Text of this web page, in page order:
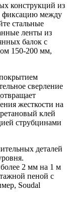
конструкций из
фиксацию между
стальные
ленты из
балок с
150-200 мм,
сверление
жесткости на
клей
струбцинами
деталей
2 мм на 1 м
пеной с
Soudal